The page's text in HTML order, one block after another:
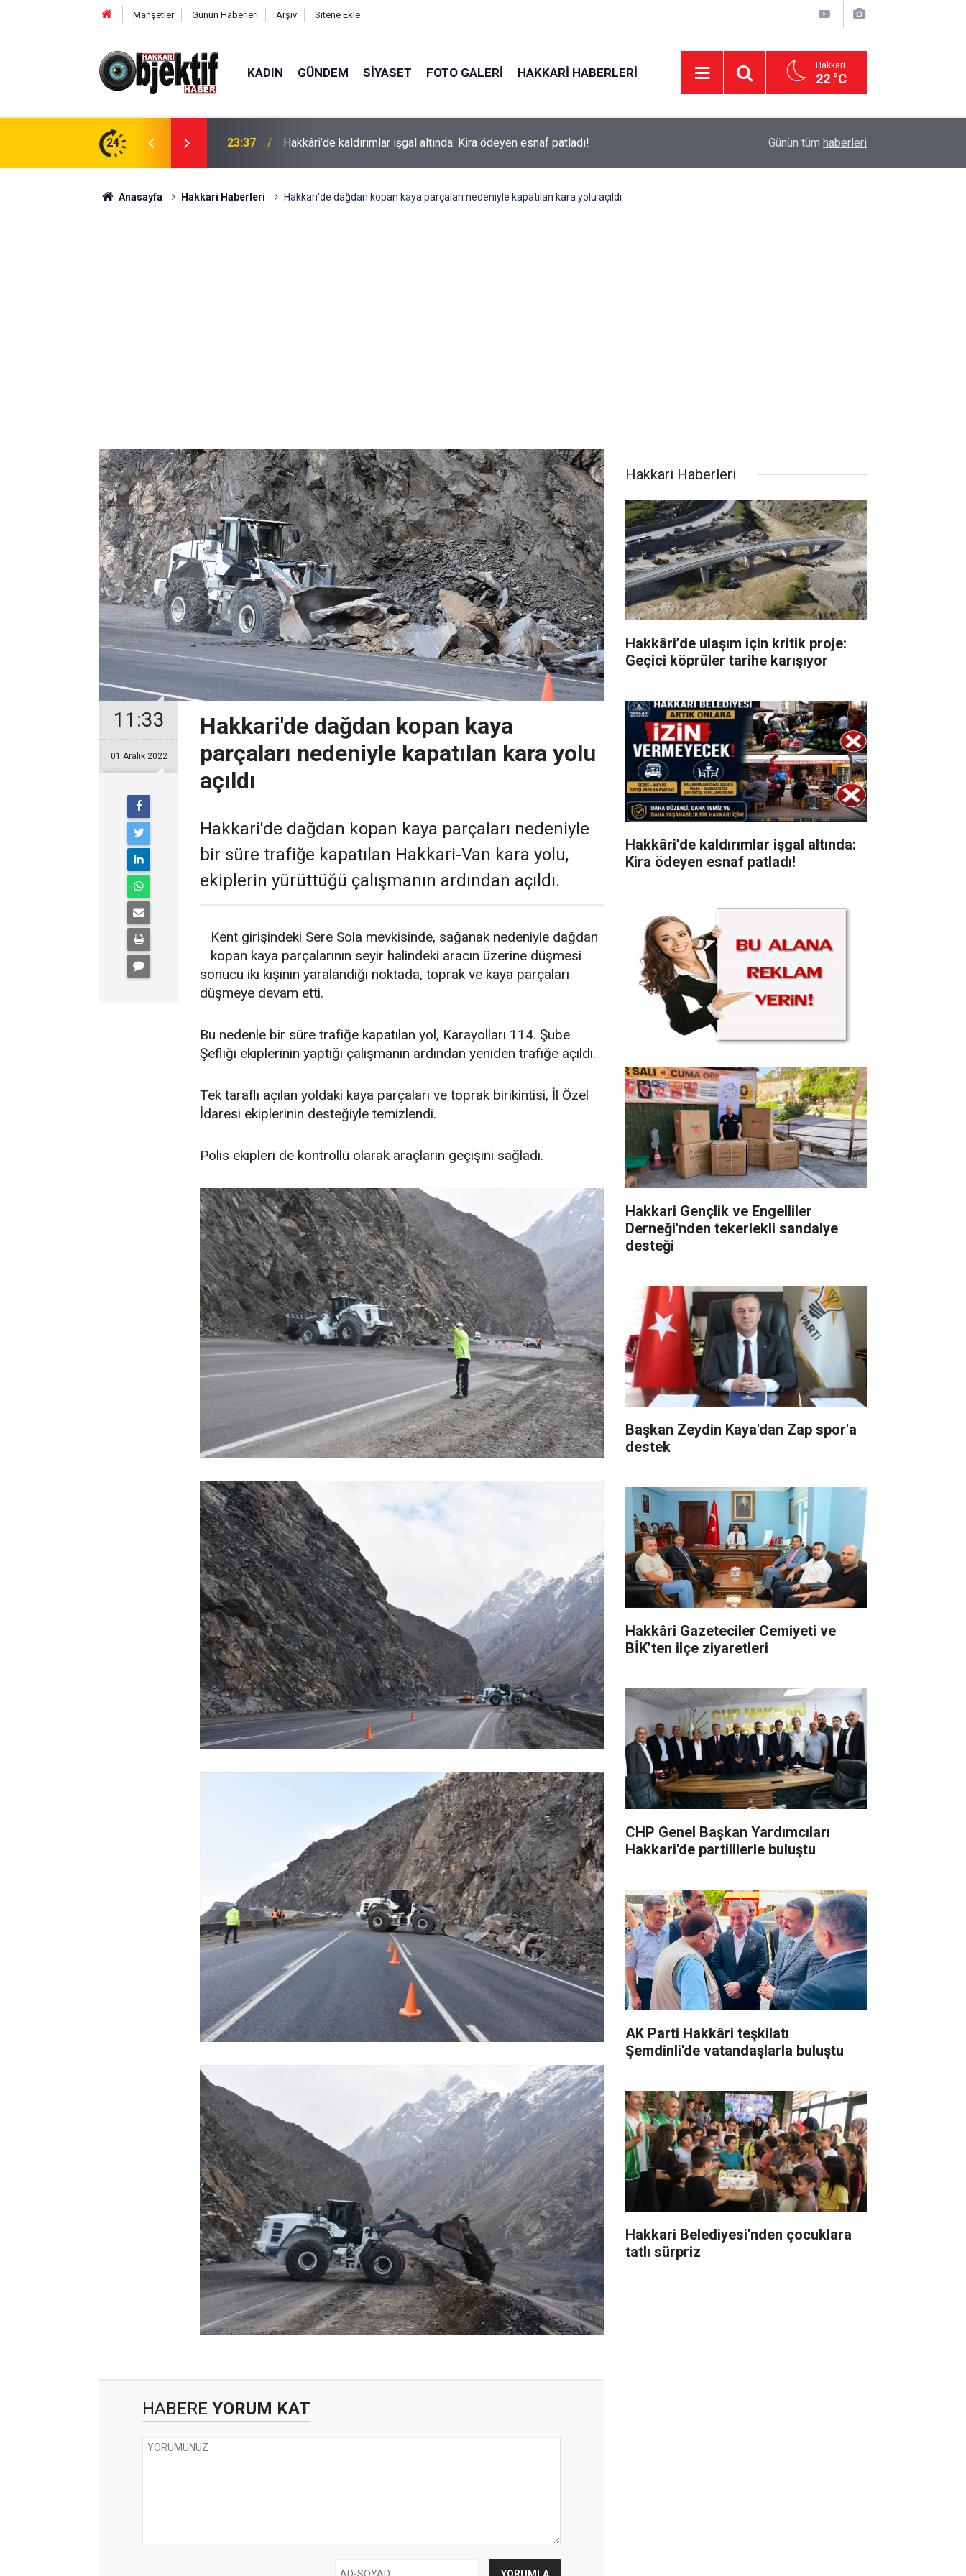
Manşetler Günün Haberleri Arşiv Sitene Ekle
KADIN GÜNDEM SIYASET FOTO GALERI HAKKARI HABERLERI Hakkari
22 °C
24
köprüler tarihe karışıyor 23:37 Hakkâri’de kaldırımlar işgal altında: Kira ödeyen esnaf patladı! Van'da silahlı kavga: 1'i ağır 6 kişi yaralandı
Günün tüm haberleri
Anasayfa Hakkari Haberleri Hakkari'de dağdan kopan kaya parçaları nedeniyle kapatılan kara yolu açıldı
11:33
01 Aralık 2022
Hakkari'de dağdan kopan kaya
parçaları nedeniyle kapatılan kara yolu
açıldı
Hakkari'de dağdan kopan kaya parçaları nedeniyle
bir süre trafiğe kapatılan Hakkari-Van kara yolu,
ekiplerin yürüttüğü çalışmanın ardından açıldı.
Kent girişindeki Sere Sola mevkisinde, sağanak nedeniyle dağdan
kopan kaya parçalarının seyir halindeki aracın üzerine düşmesi
sonucu iki kişinin yaralandığı noktada, toprak ve kaya parçaları
düşmeye devam etti.
Bu nedenle bir süre trafiğe kapatılan yol, Karayolları 114. Şube
Şefliği ekiplerinin yaptığı çalışmanın ardından yeniden trafiğe açıldı.
Tek taraflı açılan yoldaki kaya parçaları ve toprak birikintisi, İl Özel
İdaresi ekiplerinin desteğiyle temizlendi.
Polis ekipleri de kontrollü olarak araçların geçişini sağladı.
HABERE YORUM KAT
Hakkari Haberleri
Hakkâri’de ulaşım için kritik proje:
Geçici köprüler tarihe karışıyor
Hakkâri’de kaldırımlar işgal altında:
Kira ödeyen esnaf patladı!
Hakkari Gençlik ve Engelliler
Derneği'nden tekerlekli sandalye
desteği
Başkan Zeydin Kaya'dan Zap spor'a
destek
Hakkâri Gazeteciler Cemiyeti ve
BİK’ten ilçe ziyaretleri
CHP Genel Başkan Yardımcıları
Hakkari'de partililerle buluştu
AK Parti Hakkâri teşkilatı
Şemdinli'de vatandaşlarla buluştu
Hakkari Belediyesi'nden çocuklara
tatlı sürpriz